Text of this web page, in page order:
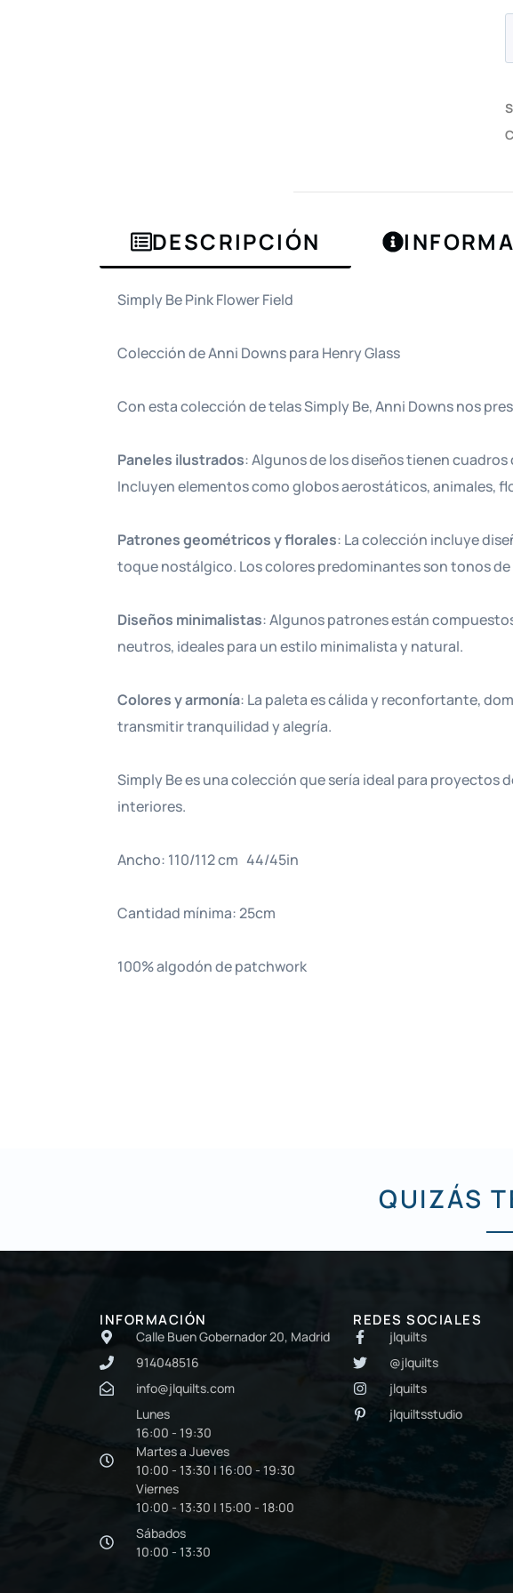
DESCRIPCIÓN
Simply Be Pink Flower Field
Colección de Anni Downs para Henry Glass
Con esta colección de telas Simply Be, Anni Downs nos
Paneles ilustrados: Algunos de los diseños tienen
Incluyen elementos como globos aerostáticos, animales,
Patrones geométricos y florales: La colección incluye
toque nostálgico. Los colores predominantes son tonos de
Diseños minimalistas: Algunos patrones están
neutros, ideales para un estilo minimalista y natural.
Colores y armonía: La paleta es cálida y reconfortante,
transmitir tranquilidad y alegría.
Simply Be es una colección que sería ideal para
interiores.
Ancho: 110/112 cm 44/45in
Cantidad mínima: 25cm
100% algodón de patchwork
QUIZÁS
INFORMACIÓN
Calle Buen Gobernador 20, Madrid
914048516
info@jlquilts.com
Lunes
16:00 - 19:30
Martes a Jueves
10:00 - 13:30 | 16:00 - 19:30
Viernes
10:00 - 13:30 | 15:00 - 18:00
Sábados
10:00 - 13:30
REDES SOCIALES
jlquilts
@jlquilts
jlquilts
jlquiltsstudio